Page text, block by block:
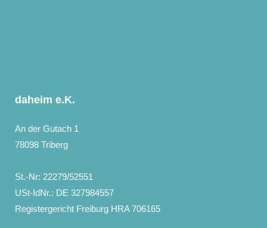
daheim e.K.
An der Gutach 1
78098 Triberg
St.-Nr: 22279/52551
USt-IdNr.: DE 327984557
Registergericht Freiburg HRA 706165